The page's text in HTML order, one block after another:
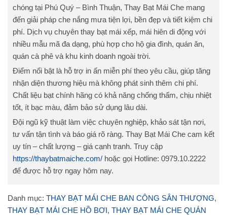
chóng tại Phú Quý – Bình Thuận, Thay Bạt Mái Che mang
đến giải pháp che nắng mưa tiện lợi, bền đẹp và tiết kiệm chi
phí. Dịch vụ chuyên thay bạt mái xếp, mái hiên di động với
nhiều mẫu mã đa dạng, phù hợp cho hộ gia đình, quán ăn,
quán cà phê và khu kinh doanh ngoài trời.
Điểm nổi bật là hỗ trợ in ấn miễn phí theo yêu cầu, giúp tăng
nhận diện thương hiệu mà không phát sinh thêm chi phí.
Chất liệu bạt chính hãng có khả năng chống thấm, chịu nhiệt
tốt, ít bạc màu, đảm bảo sử dụng lâu dài.
Đội ngũ kỹ thuật làm việc chuyên nghiệp, khảo sát tận nơi,
tư vấn tận tình và báo giá rõ ràng. Thay Bạt Mái Che cam kết
uy tín – chất lượng – giá cạnh tranh. Truy cập
https://thaybatmaiche.com/ hoặc gọi Hotline: 0979.10.2222
để được hỗ trợ ngay hôm nay.
Danh mục: THAY BẠT MÁI CHE BAN CÔNG SÂN THƯỢNG,
THAY BẠT MÁI CHE HỒ BƠI, THAY BẠT MÁI CHE QUÁN